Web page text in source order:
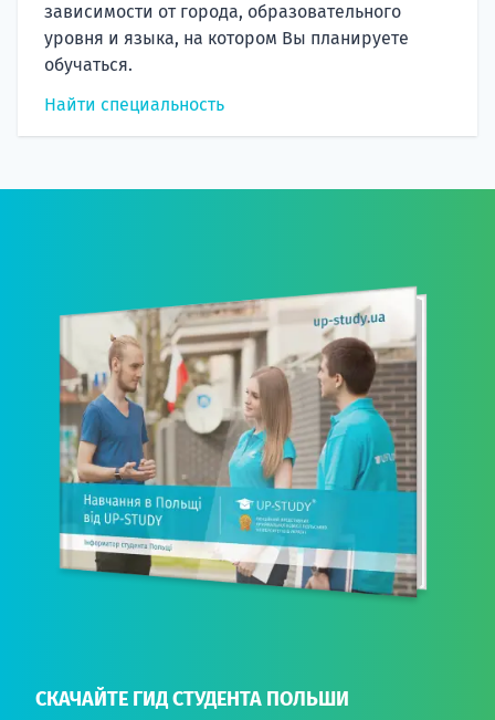
зависимости от города, образовательного
уровня и языка, на котором Вы планируете
обучаться.
Найти специальность
СКАЧАЙТЕ ГИД СТУДЕНТА ПОЛЬШИ